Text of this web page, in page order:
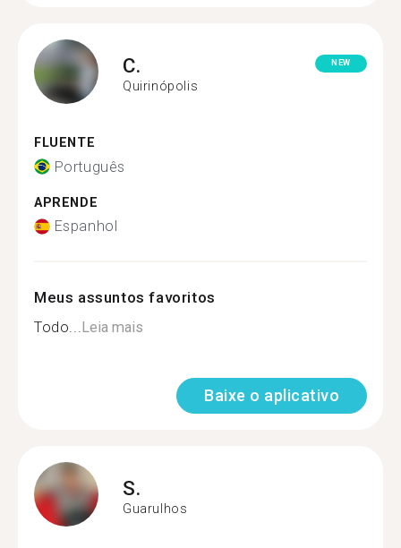
C.
Quirinópolis
NEW
FLUENTE
Português
APRENDE
Espanhol
Meus assuntos favoritos
Todo...Leia mais
Baixe o aplicativo
S.
Guarulhos